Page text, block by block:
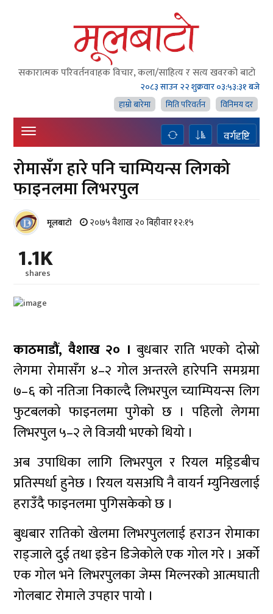
सकारात्मक परिवर्तनवाहक विचार, कला/साहित्य र सत्य खवरको बाटाे
२०८३ साउन २२ शुक्रवार०३:५३:३२ बजे
हाम्राे बारेमा
मिति परिवर्तन विनिमय दर
वर्गदृष्टि
रोमासँग हारे पनि चाम्पियन्स लिगको
फाइनलमा लिभरपुल
मूलबाटाे २०७५ वैशाख २० बिहीवार १२:१५
1.1K
shares
काठमाडौं, वैशाख २० । बुधबार राति भएको दोस्रो
लेगमा रोमासँग ४–२ गोल अन्तरले हारेपनि समग्रमा
७–६ को नतिजा निकाल्दै लिभरपुल च्याम्पियन्स लिग
फुटबलको फाइनलमा पुगेको छ । पहिलो लेगमा
लिभरपुल ५–२ ले विजयी भएको थियो ।
अब उपाधिका लागि लिभरपुल र रियल मड्रिडबीच
प्रतिस्पर्धा हुनेछ । रियल यसअघि नै वायर्न म्युनिखलाई
हराउँदै फाइनलमा पुगिसकेको छ ।
बुधबार रातिको खेलमा लिभरपुललाई हराउन रोमाका
राड्जाले दुई तथा इडेन डिजेकोले एक गोल गरे । अर्को
एक गोल भने लिभरपुलका जेम्स मिल्नरको आत्मघाती
गोलबाट रोमाले उपहार पायो ।